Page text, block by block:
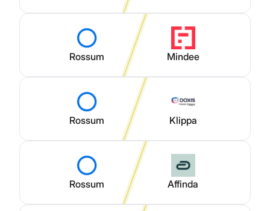
Rossum Mindee
Rossum Klippa
Rossum Affinda